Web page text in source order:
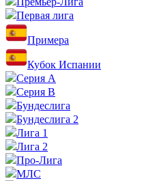
Первая лига
Примера
Кубок Испании
Серия А
Серия B
Бундеслига
Бундеслига 2
Лига 1
Лига 2
Про-Лига
МЛС